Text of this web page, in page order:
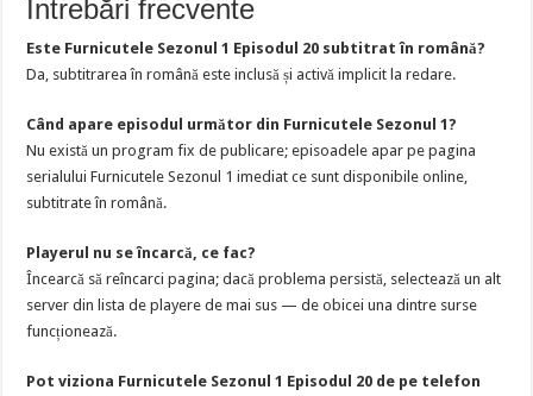
Întrebări frecvente
Este Furnicutele Sezonul 1 Episodul 20 subtitrat în română?
Da, subtitrarea în română este inclusă și activă implicit la redare.
Când apare episodul următor din Furnicutele Sezonul 1?
Nu există un program fix de publicare; episoadele apar pe pagina
serialului Furnicutele Sezonul 1 imediat ce sunt disponibile online,
subtitrate în română.
Playerul nu se încarcă, ce fac?
Încearcă să reîncarci pagina; dacă problema persistă, selectează un alt
server din lista de playere de mai sus — de obicei una dintre surse
funcționează.
Pot viziona Furnicutele Sezonul 1 Episodul 20 de pe telefon